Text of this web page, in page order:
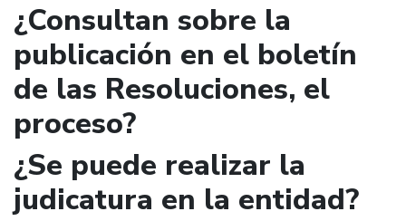
¿Consultan sobre la
publicación en el boletín
de las Resoluciones, el
proceso?
¿Se puede realizar la
judicatura en la entidad?